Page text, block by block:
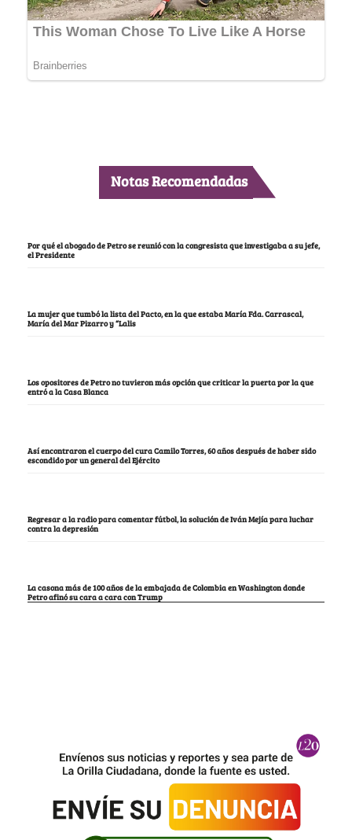
Notas Recomendadas
Por qué el abogado de Petro se reunió con la congresista que investigaba a su jefe,
el Presidente
La mujer que tumbó la lista del Pacto, en la que estaba María Fda. Carrascal,
María del Mar Pizarro y “Lalis
Los opositores de Petro no tuvieron más opción que criticar la puerta por la que
entró a la Casa Blanca
Así encontraron el cuerpo del cura Camilo Torres, 60 años después de haber sido
escondido por un general del Ejército
Regresar a la radio para comentar fútbol, la solución de Iván Mejía para luchar
contra la depresión
La casona más de 100 años de la embajada de Colombia en Washington donde
Petro afinó su cara a cara con Trump